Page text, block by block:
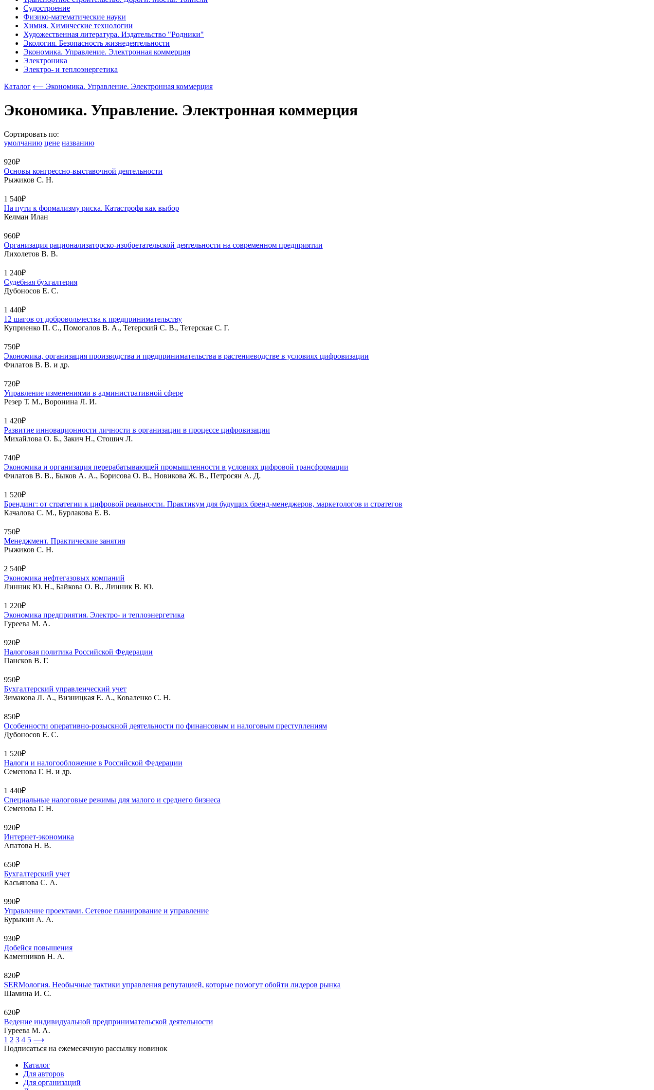
Судостроение
Физико-математические науки
Химия. Химические технологии
Художественная литература. Издательство "Родники"
Экология. Безопасность жизнедеятельности
Экономика. Управление. Электронная коммерция
Электроника
Электро- и теплоэнергетика
Каталог ⟵ Экономика. Управление. Электронная коммерция
Экономика. Управление. Электронная коммерция
Сортировать по:
умолчанию цене названию
920₽
Основы конгрессно-выставочной деятельности
Рыжиков С. Н.
1 540₽
На пути к формализму риска. Катастрофа как выбор
Келман Илан
960₽
Организация рационализаторско-изобретательской деятельности на современном предприятии
Лихолетов В. В.
1 240₽
Судебная бухгалтерия
Дубоносов Е. С.
1 440₽
12 шагов от добровольчества к предпринимательству
Куприенко П. С., Помогалов В. А., Тетерский С. В., Тетерская С. Г.
750₽
Экономика, организация производства и предпринимательства в растениеводстве в условиях цифровизации
Филатов В. В. и др.
720₽
Управление изменениями в административной сфере
Резер Т. М., Воронина Л. И.
1 420₽
Развитие инновационности личности в организации в процессе цифровизации
Михайлова О. Б., Закич Н., Стошич Л.
740₽
Экономика и организация перерабатывающей промышленности в условиях цифровой трансформации
Филатов В. В., Быков А. А., Борисова О. В., Новикова Ж. В., Петросян А. Д.
1 520₽
Брендинг: от стратегии к цифровой реальности. Практикум для будущих бренд-менеджеров, маркетологов и стратегов
Качалова С. М., Бурлакова Е. В.
750₽
Менеджмент. Практические занятия
Рыжиков С. Н.
2 540₽
Экономика нефтегазовых компаний
Линник Ю. Н., Байкова О. В., Линник В. Ю.
1 220₽
Экономика предприятия. Электро- и теплоэнергетика
Гуреева М. А.
920₽
Налоговая политика Российской Федерации
Пансков В. Г.
950₽
Бухгалтерский управленческий учет
Зимакова Л. А., Визницкая Е. А., Коваленко С. Н.
850₽
Особенности оперативно-розыскной деятельности по финансовым и налоговым преступлениям
Дубоносов Е. С.
1 520₽
Налоги и налогообложение в Российской Федерации
Семенова Г. Н. и др.
1 440₽
Специальные налоговые режимы для малого и среднего бизнеса
Семенова Г. Н.
920₽
Интернет-экономика
Апатова Н. В.
650₽
Бухгалтерский учет
Касьянова С. А.
990₽
Управление проектами. Сетевое планирование и управление
Бурыкин А. А.
930₽
Добейся повышения
Каменников Н. А.
820₽
SERMология. Необычные тактики управления репутацией, которые помогут обойти лидеров рынка
Шамина И. С.
620₽
Ведение индивидуальной предпринимательской деятельности
Гуреева М. А.
1 2 3 4 5 ⟶
Подписаться на ежемесячную рассылку новинок
Каталог
Для авторов
Для организаций